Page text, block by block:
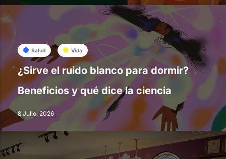
Salud Vida
¿Sirve el ruido blanco para dormir?
Beneficios y qué dice la ciencia
8 Julio, 2026